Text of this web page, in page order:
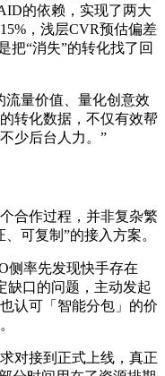
的依赖，实现了两大
，浅层CVR预估偏差
把“消失”的转化找了回
流量价值、量化创意效
转化数据，不仅有效帮
少后台人力。”
合作过程，并非复杂繁
可复制”的接入方案。
侧率先发现快手存在
缺口的问题，主动发起
认可「智能分包」的价
对接到正式上线，真正